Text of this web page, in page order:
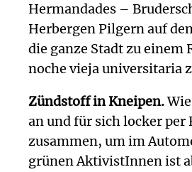
Hermandades –
Herbergen Pilgern auf
die ganze Stadt zu
noche vieja universitaria
Zündstoff in Kneipen.
an und für sich locker
zusammen, um im
grünen AktivistInnen ist